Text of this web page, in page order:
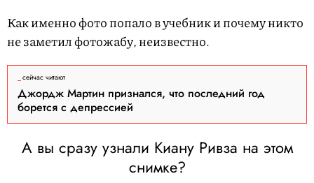
Как именно фото попало в учебник и почему никто
не заметил фотожабу, неизвестно.
сейчас читают
Джордж Мартин признался, что последний год
борется с депрессией
А вы сразу узнали Киану Ривза на этом
снимке?